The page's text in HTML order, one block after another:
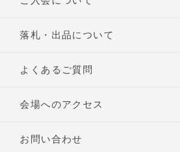
落札・出品について
よくあるご質問
会場へのアクセス
お問い合わせ